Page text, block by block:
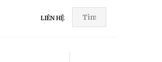
LIÊN HỆ